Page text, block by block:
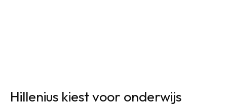
Hillenius kiest voor onderwijs